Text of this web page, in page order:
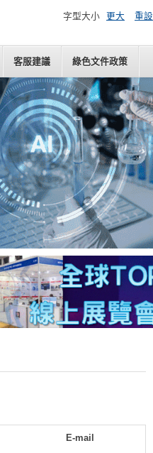
客服建議 綠色文件政策
字型大小 更大 重設
E-mail